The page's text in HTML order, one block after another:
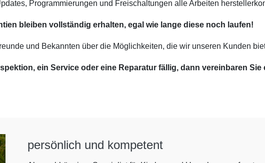
Programmierungen und Freischaltungen alle Arbeiten
bleiben vollständig erhalten, egal wie lange diese noch laufen!
und Bekannten über die Möglichkeiten, die wir unseren Kunden
ein Service oder eine Reparatur fällig, dann vereinbaren Sie
persönlich und kompetent